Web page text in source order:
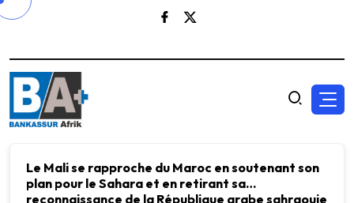
Le Mali se rapproche du Maroc en soutenant son
plan pour le Sahara et en retirant sa
reconnaissance de la République arabe sahraouie